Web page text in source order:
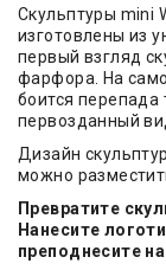
Скульптуры mini
изготовлены из
первый взгляд
фарфора. На
боится перепада
первозданный
Дизайн
можно
Превратите
Нанесите
преподнесите